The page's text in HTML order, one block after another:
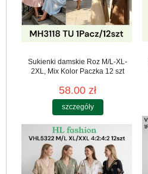
Sukienki damskie Roz M/L-XL-
2XL, Mix Kolor Paczka 12 szt
58.00 zł
szczegóły